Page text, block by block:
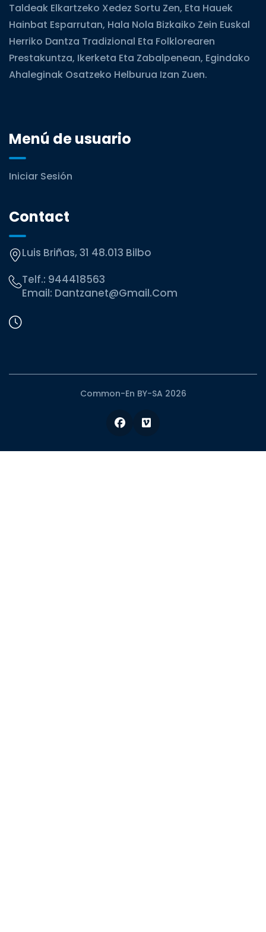
Taldeak Elkartzeko Xedez Sortu Zen, Eta Hauek
Hainbat Esparrutan, Hala Nola Bizkaiko Zein Euskal
Herriko Dantza Tradizional Eta Folklorearen
Prestakuntza, Ikerketa Eta Zabalpenean, Egindako
Ahaleginak Osatzeko Helburua Izan Zuen.
Menú de usuario
Iniciar Sesión
Contact
Luis Briñas, 31 48.013 Bilbo
Telf.: 944418563
Email: Dantzanet@gmail.com
Common-En BY-SA 2026
Facebook
Vimeo